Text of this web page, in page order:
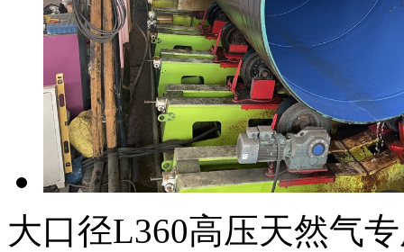
大口径L360高压天然气